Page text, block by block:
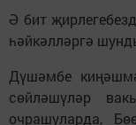
Ә бит
һәйкәлләргә
Дүшәмбе
сөйләшүләр
очрашуларда,